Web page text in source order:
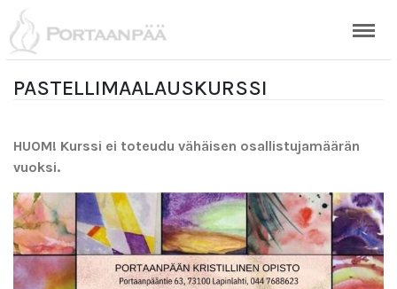
PASTELLIMAALAUSKURSSI
HUOM! Kurssi ei toteudu vähäisen osallistujamäärän
vuoksi.